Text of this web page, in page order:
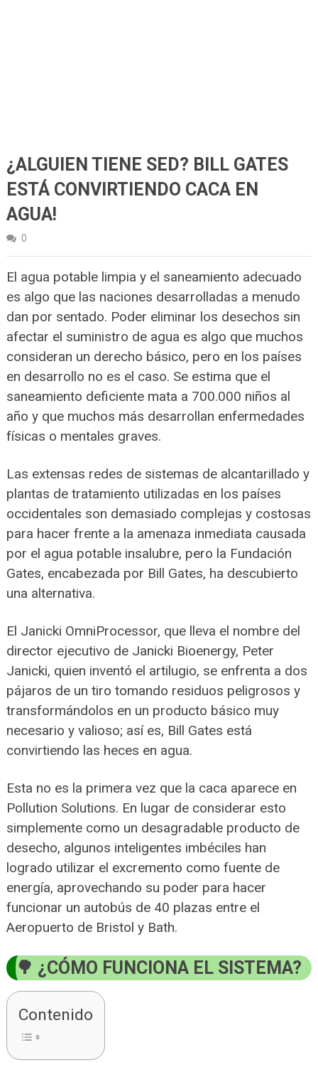
¿ALGUIEN TIENE SED? BILL GATES
ESTÁ CONVIRTIENDO CACA EN
AGUA!
0
El agua potable limpia y el saneamiento adecuado
es algo que las naciones desarrolladas a menudo
dan por sentado. Poder eliminar los desechos sin
afectar el suministro de agua es algo que muchos
consideran un derecho básico, pero en los países
en desarrollo no es el caso. Se estima que el
saneamiento deficiente mata a 700.000 niños al
año y que muchos más desarrollan enfermedades
físicas o mentales graves.
Las extensas redes de sistemas de alcantarillado y
plantas de tratamiento utilizadas en los países
occidentales son demasiado complejas y costosas
para hacer frente a la amenaza inmediata causada
por el agua potable insalubre, pero la Fundación
Gates, encabezada por Bill Gates, ha descubierto
una alternativa.
El Janicki OmniProcessor, que lleva el nombre del
director ejecutivo de Janicki Bioenergy, Peter
Janicki, quien inventó el artilugio, se enfrenta a dos
pájaros de un tiro tomando residuos peligrosos y
transformándolos en un producto básico muy
necesario y valioso; así es, Bill Gates está
convirtiendo las heces en agua.
Esta no es la primera vez que la caca aparece en
Pollution Solutions. En lugar de considerar esto
simplemente como un desagradable producto de
desecho, algunos inteligentes imbéciles han
logrado utilizar el excremento como fuente de
energía, aprovechando su poder para hacer
funcionar un autobús de 40 plazas entre el
Aeropuerto de Bristol y Bath.
¿CÓMO FUNCIONA EL SISTEMA?
Contenido